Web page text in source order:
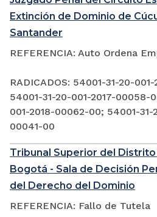
Extinción de Dominio de
Santander
REFERENCIA: Auto Ordena
RADICADOS: 54001-31-20-
54001-31-20-001-2017-00058-
001-2018-00062-00; 54001-31-
00041-00
Tribunal Superior del
Bogotá - Sala de Decisión
del Derecho del Dominio
REFERENCIA: Fallo de Tutela